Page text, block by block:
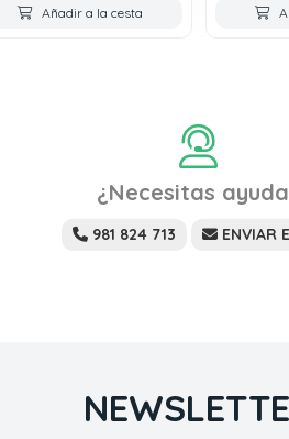
Añadir a la cesta
¿Necesitas
981 824 713 ENVIAR